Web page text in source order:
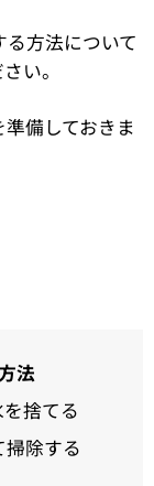
方法について
い。
備しておきま
法
捨てる
除する